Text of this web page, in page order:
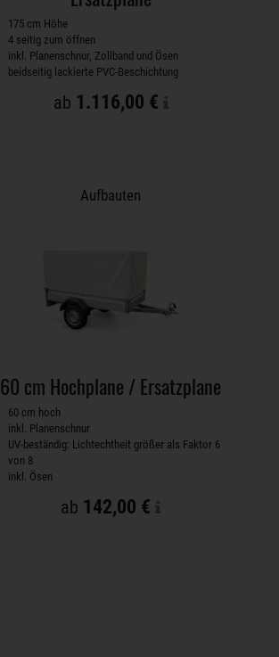
175 cm Höhe
4 seitig zum öffnen
inkl. Planenschnur, Zollband und Ösen
beidseitig lackierte PVC-Beschichtung
ab 1.116,00 €
Aufbauten
60 cm Hochplane / Ersatzplane
60 cm hoch
inkl. Planenschnur
UV-beständig: Lichtechtheit größer als Faktor 6
von 8
inkl. Ösen
ab 142,00 €